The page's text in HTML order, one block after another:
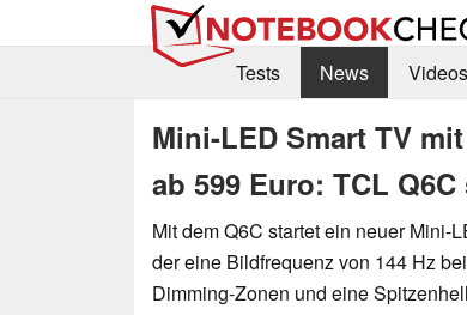
Tests
News Videos
Mini-LED Smart TV
ab 599 Euro: TCL
Mit dem Q6C startet ein neuer Mini-
der eine Bildfrequenz von 144 Hz
Dimming-Zonen und eine